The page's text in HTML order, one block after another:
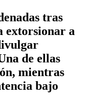
tras
extorsionar a
de ellas
mientras
bajo